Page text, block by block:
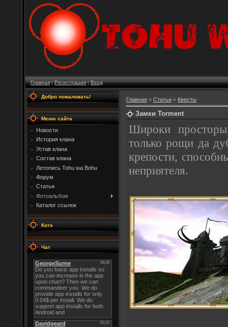
Главная|Регистрация|Вход
Добро пожаловать!
Меню сайта
Новости
История клана
Устав клана
Состав клана
Летопись Tohu wa Bohu
Форум
Статьи
Фотоальбом
Каталог ссылок
Котэ
Чат
Главная » Статьи » Квесты
Замки Torment
Широки
только рощи да
крепости,
неприятеля.